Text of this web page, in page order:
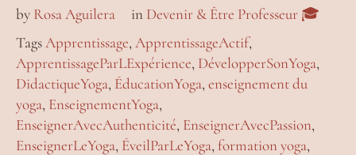
by Rosa Aguilera in Devenir & Être Professeur 🎓
TagsApprentissage, ApprentissageActif,
ApprentissageParLExpérience, DévelopperSonYoga,
DidactiqueYoga, ÉducationYoga, enseignement du
yoga, EnseignementYoga,
EnseignerAvecAuthenticité, EnseignerAvecPassion,
EnseignerLeYoga, ÉveilParLeYoga, formation yoga,